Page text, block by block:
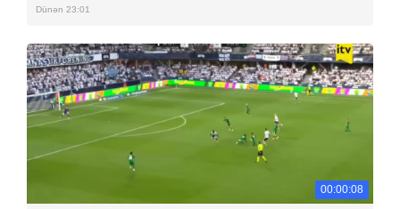
Dünən 23:01
00:00:08